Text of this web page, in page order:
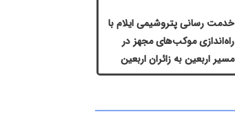
خدمت رسانی پتروشیمی ایلام با
راه‌اندازی موکب‌های مجهز در
مسیر اربعین به زائران اربعین